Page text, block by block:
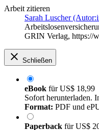
Arbeit zitieren
Sarah Luscher
GRIN Verlag, https://
Schließen
eBook fürUS$ 18,99
Sofort herunterladen.
Format: PDF und
Paperback fürUS$